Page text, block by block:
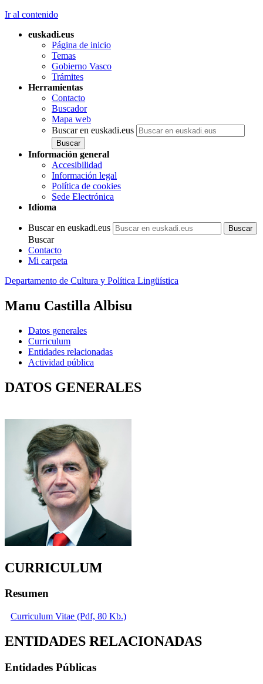
Ir al contenido
euskadi.eus
Página de inicio
Temas
Gobierno Vasco
Trámites
Herramientas
Contacto
Buscador
Mapa web
Buscar en euskadi.eus
Información general
Accesibilidad
Información legal
Política de cookies
Sede Electrónica
Idioma
Buscar en euskadi.eus
Buscar
Contacto
Mi carpeta
Departamento de Cultura y Política Lingüística
Manu Castilla Albisu
Datos generales
Curriculum
Entidades relacionadas
Actividad pública
DATOS GENERALES
CURRICULUM
Resumen
Curriculum Vitae (Pdf, 80 Kb.)
ENTIDADES RELACIONADAS
Entidades Públicas